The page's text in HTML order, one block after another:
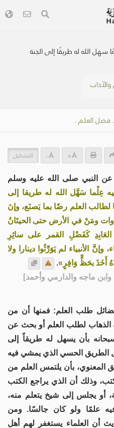
الله له طريقًا إلى الجنة
. فضل العلم .
+
- التشكيل
النبي صلى الله عليه وسلم
عِلْما سَهَّل الله له طريقا إلى
لطالب العلم رضًا بما يَصنَع، وإنَ
ومَنْ في الأرض حتى الحيتَانُ
كَفَضْلِ القمر على سائِرِ
وإنَّ الأنبياء لم يَوَرِّثُوا دينارا ولا
أَخَذَ بحَظٍّ وَافِرٍ».
وابن ماجه والدارمي وأحمد]
طلب العلم: فمنها أن من
لطلب العلم أو بحث عن
بأن يسهل له طريقاً إلى
الطريق الحسي الذي يمشي فيه
المعنوي، بأن يلتمس العلم من
وذلك أن الذي يراجع الكتب
أو يجلس إلى شيخ يتعلم منه،
علمًا ولو كان جالسًا. ومن
أن العلماء يستغفر لهم أهل